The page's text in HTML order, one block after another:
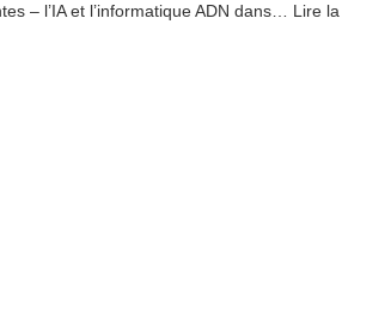
– l’IA et l’informatique ADN dans… Lire la